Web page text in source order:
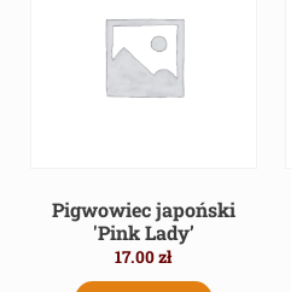
Pigwowiec japoński
'Pink Lady’
17.00zł